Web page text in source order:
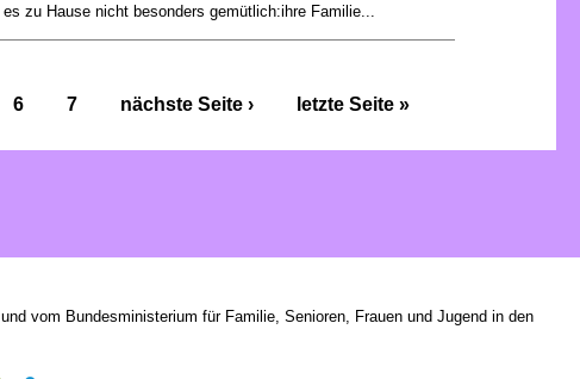
zu Hause nicht besonders gemütlich:ihre Familie...
6 7 nächste Seite › letzte Seite »
vom Bundesministerium für Familie, Senioren, Frauen und Jugend in den